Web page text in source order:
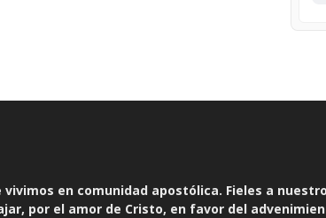
en comunidad apostólica. Fieles a
por el amor de Cristo, en favor del